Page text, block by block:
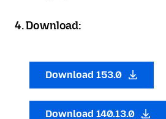
4. Download:
Download 153.0
Download 140.13.0